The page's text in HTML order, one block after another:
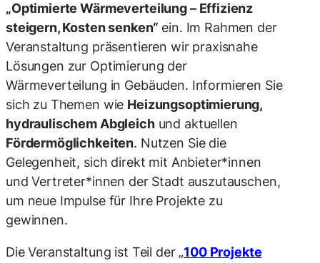
„Optimierte Wärmeverteilung – Effizienz
steigern, Kosten senken“ ein. Im Rahmen der
Veranstaltung präsentieren wir praxisnahe
Lösungen zur Optimierung der
Wärmeverteilung in Gebäuden. Informieren Sie
sich zu Themen wie Heizungsoptimierung,
hydraulischem Abgleichund aktuellen
Fördermöglichkeiten. Nutzen Sie die
Gelegenheit, sich direkt mit Anbieter*innen
und Vertreter*innen der Stadt auszutauschen,
um neue Impulse für Ihre Projekte zu
gewinnen.
Die Veranstaltung ist Teil der „100 Projekte